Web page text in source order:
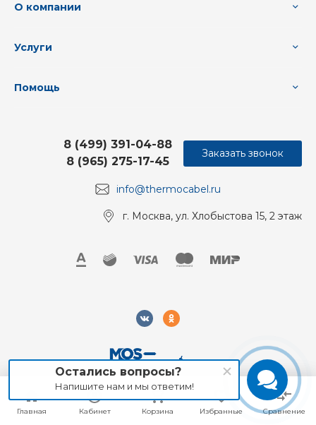
Главная Кабинет Корзина Избранные Сравнение
Главная Кабинет Корзина Избранные Сравнение
О компании
Услуги
Помощь
info@thermocabel.ru
8 (499) 391-04-88
8 (965) 275-17-45
г. Москва, ул. Хлобыстова 15, 2 этаж
Заказать звонок
2018-2026 Mos-Obogrev.ru, Все права защищены
Остались вопросы?
Напишите нам и мы ответим!